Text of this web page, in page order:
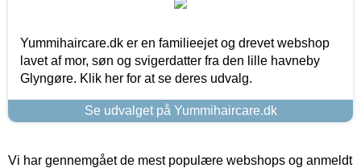
Yummihaircare.dk er en familieejet og drevet webshop
lavet af mor, søn og svigerdatter fra den lille havneby
Glyngøre. Klik her for at se deres udvalg.
Se udvalget på Yummihaircare.dk
Vi har gennemgået de mest populære webshops og anmeldt